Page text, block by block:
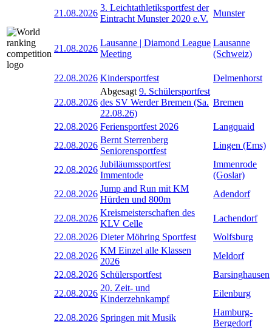
21.08.2026
3. Leichtathletiksportfest der
Eintracht Munster 2020 e.V.
Munster
21.08.2026
Lausanne | Diamond League
Meeting
Lausanne
(Schweiz)
22.08.2026 Kindersportfest Delmenhorst
22.08.2026
Abgesagt 9. Schülersportfest
des SV Werder Bremen (Sa.
22.08.26)
Bremen
22.08.2026 Feriensportfest 2026
Langquaid
22.08.2026
Bernt Sterrenberg
Seniorensportfest
Lingen (Ems)
22.08.2026
Jubiläumssportfest
Immentode
Immenrode
(Goslar)
22.08.2026
Jump and Run mit KM
Hürden und 800m
Adendorf
22.08.2026
Kreismeisterschaften des
KLV Celle
Lachendorf
22.08.2026 Dieter Möhring Sportfest
Wolfsburg
22.08.2026
KM Einzel alle Klassen
2026
Meldorf
22.08.2026 Schülersportfest
Barsinghausen
22.08.2026
20. Zeit- und
Kinderzehnkampf
Eilenburg
22.08.2026 Springen mit Musik
Hamburg-
Bergedorf